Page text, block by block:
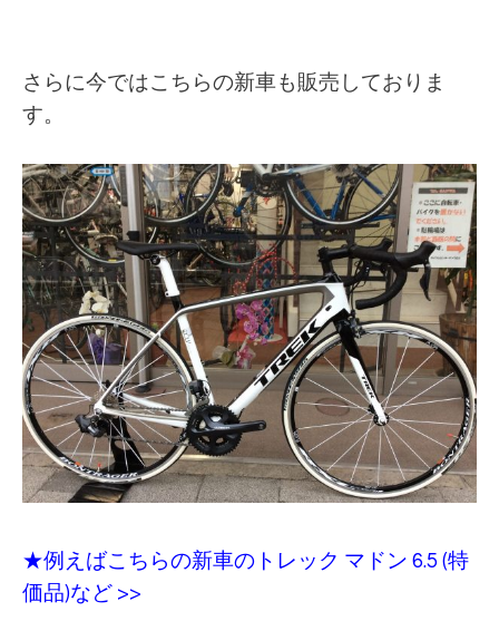
さらに今ではこちらの新車も販売しておりま
す。
★例えばこちらの新車のトレック マドン 6.5 (特
価品)など >>